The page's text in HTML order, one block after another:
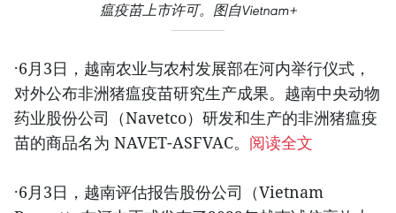
瘟疫苗上市许可。图自Vietnam+
·6月3日，越南农业与农村发展部在河内举行仪式，
对外公布非洲猪瘟疫苗研究生产成果。越南中央动物
药业股份公司（Navetco）研发和生产的非洲猪瘟疫
苗的商品名为 NAVET-ASFVAC。 阅读全文
·6月3日，越南评估报告股份公司（Vietnam